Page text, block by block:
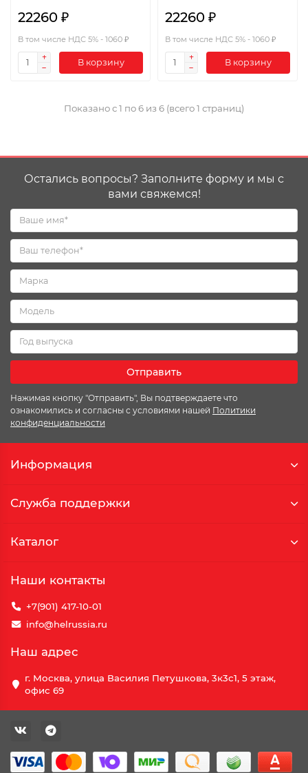
22260 ₽
В том числе НДС 5% - 1060 ₽
В корзину
22260 ₽
В том числе НДС 5% - 1060 ₽
В корзину
Показано с 1 по 6 из 6 (всего 1 страниц)
Остались вопросы? Заполните форму и мы с
вами свяжемся!
Отправить
Нажимая кнопку "Отправить", Вы подтверждаете что
ознакомились и согласны с условиями нашей Политики
конфиденциальности
Информация
Служба поддержки
Каталог
Наши контакты
+7(901) 417-10-01
info@helrussia.ru
Наш адрес
г. Москва, улица Василия Петушкова, 3к3c1, 5 этаж,
офис 69